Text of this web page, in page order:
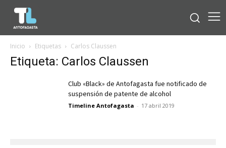
Inicio Etiquetas Carlos Claussen
Etiqueta: Carlos Claussen
Club «Black» de Antofagasta fue notificado de
suspensión de patente de alcohol
Timeline Antofagasta - 17 abril 2019